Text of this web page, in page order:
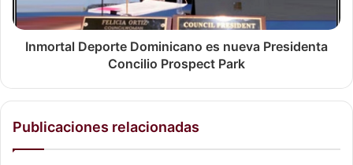
incluyendo sus servicios de consultas médicas en su el
área de sexología.
Ejerció sus prácticas privadas como sexólogo por más de
30 años, su consultorio fue radicado durante mucho
el 142 E Oak St., Paterson, NJ. En el lugar, atendía una
amplia gama de pacientes sobre diversos trastornos en el
Inmortal Deporte Dominicano es nueva Presidenta
Concilio Prospect Park
Publicaciones relacionadas